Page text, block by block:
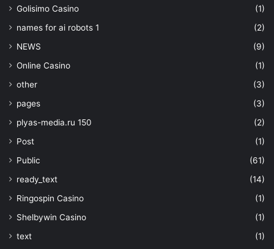
Golisimo Casino
(1)
names for ai robots 1
(2)
NEWS
(9)
Online Casino
(1)
other
(3)
pages
(3)
plyas-media.ru 150
(2)
Post
(1)
Public
(61)
ready_text
(14)
Ringospin Casino
(1)
Shelbywin Casino
(1)
text
(1)